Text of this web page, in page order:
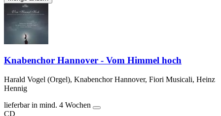
Knabenchor Hannover - Vom Himmel hoch
Harald Vogel (Orgel), Knabenchor Hannover, Fiori Musicali, Heinz
Hennig
lieferbar in mind. 4 Wochen
CD